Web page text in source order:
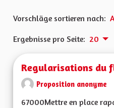
Vorschläge sortieren nach:
Ergebnisse pro Seite: 20
Regularisations du
Proposition anonyme
67000Mettre en place